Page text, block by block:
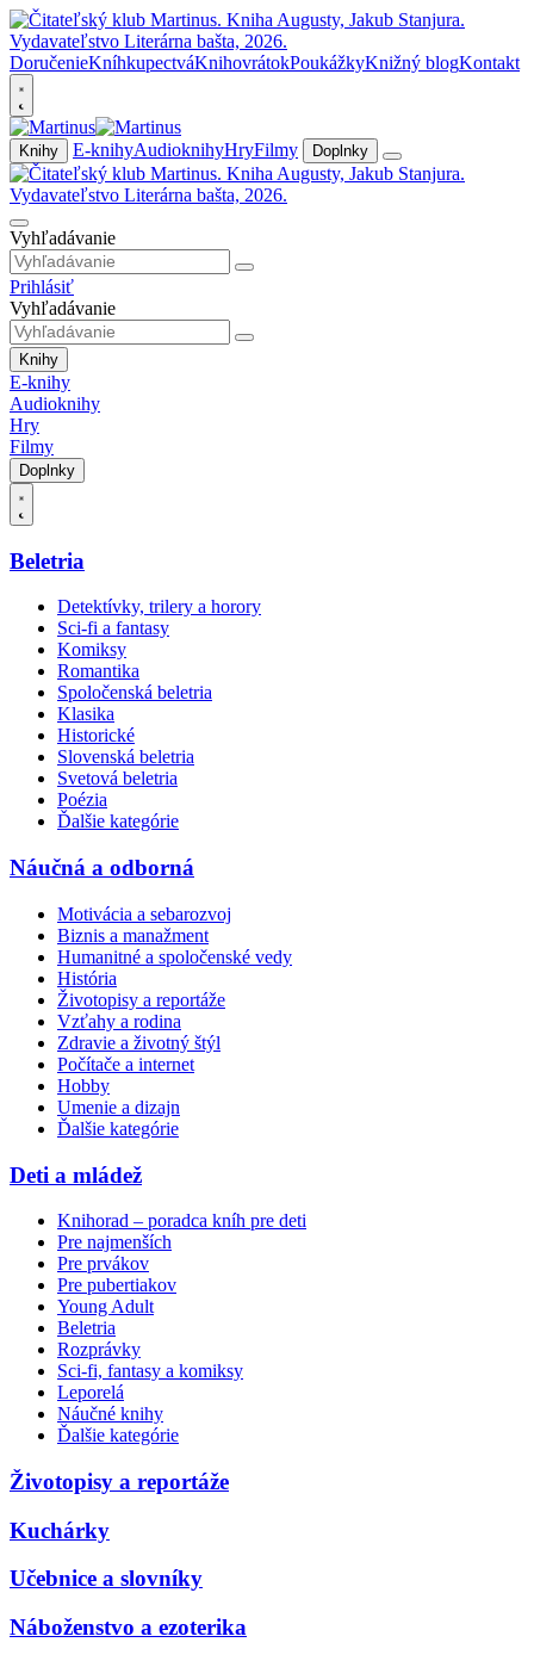
DoručenieKníhkupectváKnihovrátokPoukážkyKnižný blogKontakt
Knihy E-knihyAudioknihyHryFilmy Doplnky
Vyhľadávanie
Prihlásiť
Vyhľadávanie
Knihy
E-knihy
Audioknihy
Hry
Filmy
Doplnky
Beletria
Detektívky, trilery a horory
Sci-fi a fantasy
Komiksy
Romantika
Spoločenská beletria
Klasika
Historické
Slovenská beletria
Svetová beletria
Poézia
Ďalšie kategórie
Náučná a odborná
Motivácia a sebarozvoj
Biznis a manažment
Humanitné a spoločenské vedy
História
Životopisy a reportáže
Vzťahy a rodina
Zdravie a životný štýl
Počítače a internet
Hobby
Umenie a dizajn
Ďalšie kategórie
Deti a mládež
Knihorad – poradca kníh pre deti
Pre najmenších
Pre prvákov
Pre pubertiakov
Young Adult
Beletria
Rozprávky
Sci-fi, fantasy a komiksy
Leporelá
Náučné knihy
Ďalšie kategórie
Životopisy a reportáže
Kuchárky
Učebnice a slovníky
Náboženstvo a ezoterika